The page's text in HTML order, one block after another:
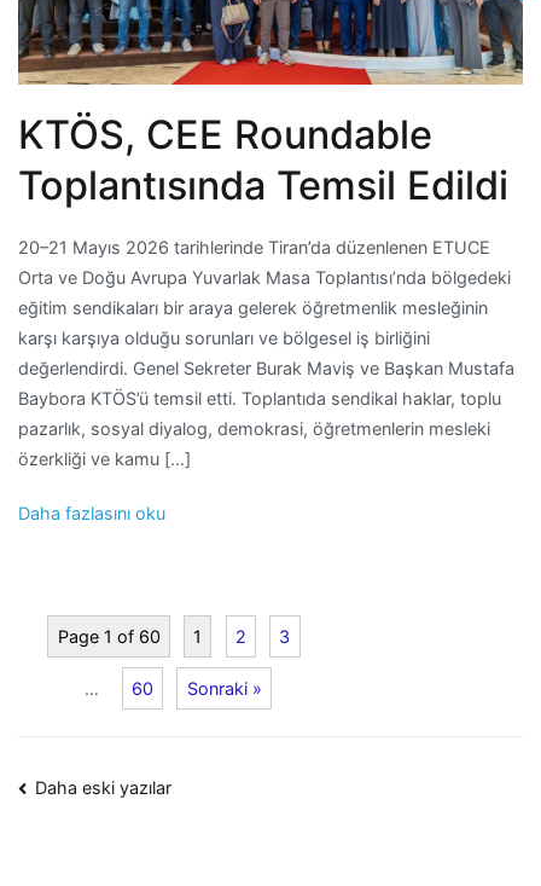
KTÖS, CEE Roundable
Toplantısında Temsil Edildi
20–21 Mayıs 2026 tarihlerinde Tiran’da düzenlenen ETUCE
Orta ve Doğu Avrupa Yuvarlak Masa Toplantısı’nda bölgedeki
eğitim sendikaları bir araya gelerek öğretmenlik mesleğinin
karşı karşıya olduğu sorunları ve bölgesel iş birliğini
değerlendirdi. Genel Sekreter Burak Maviş ve Başkan Mustafa
Baybora KTÖS’ü temsil etti. Toplantıda sendikal haklar, toplu
pazarlık, sosyal diyalog, demokrasi, öğretmenlerin mesleki
özerkliği ve kamu […]
Daha fazlasını oku
Page 1 of 60 1 2 3
… 60 Sonraki »
Yazı
Daha eski yazılar